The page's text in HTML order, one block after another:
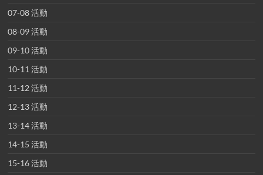
07-08 活動
08-09 活動
09-10 活動
10-11 活動
11-12 活動
12-13 活動
13-14 活動
14-15 活動
15-16 活動